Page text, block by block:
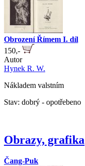
Obrození Římem I. díl
150,-
Autor
Hynek R. W.
Nákladem valstním
Stav: dobrý - opotřebeno
Obrazy, grafika
Čang-Puk